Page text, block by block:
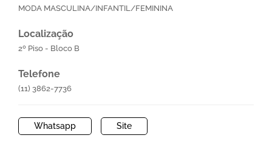
MODA MASCULINA/INFANTIL/FEMININA
Localização
2º Piso - Bloco B
Telefone
(11) 3862-7736
Whatsapp Site